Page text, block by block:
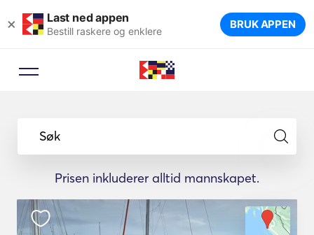
× Last ned appen
Bestill raskere og enklere BRUK APPEN
Søk
Prisen inkluderer alltid mannskapet.